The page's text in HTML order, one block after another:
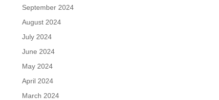
September 2024
August 2024
July 2024
June 2024
May 2024
April 2024
March 2024